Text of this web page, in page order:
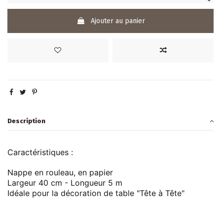
Ajouter au panier
Description
Caractéristiques :
Nappe en rouleau, en papier
Largeur 40 cm - Longueur 5 m
Idéale pour la décoration de table "Tête à Tête"